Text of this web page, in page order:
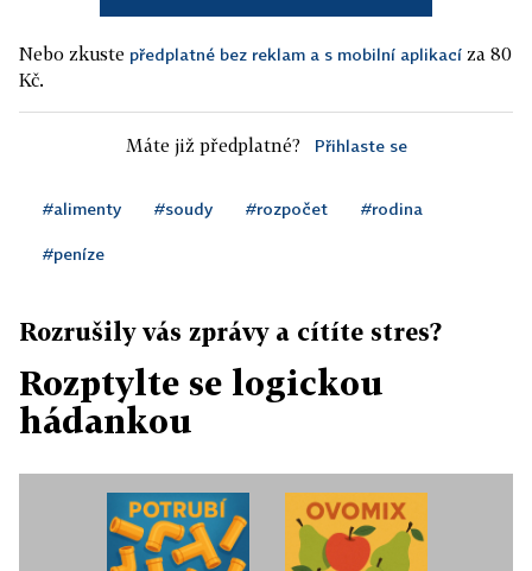
Nebo zkuste předplatné bez reklam a s mobilní aplikací za 80
Kč.
Máte již předplatné? Přihlaste se
#alimenty #soudy #rozpočet #rodina
#peníze
Rozrušily vás zprávy a cítíte stres?
Rozptylte se logickou
hádankou